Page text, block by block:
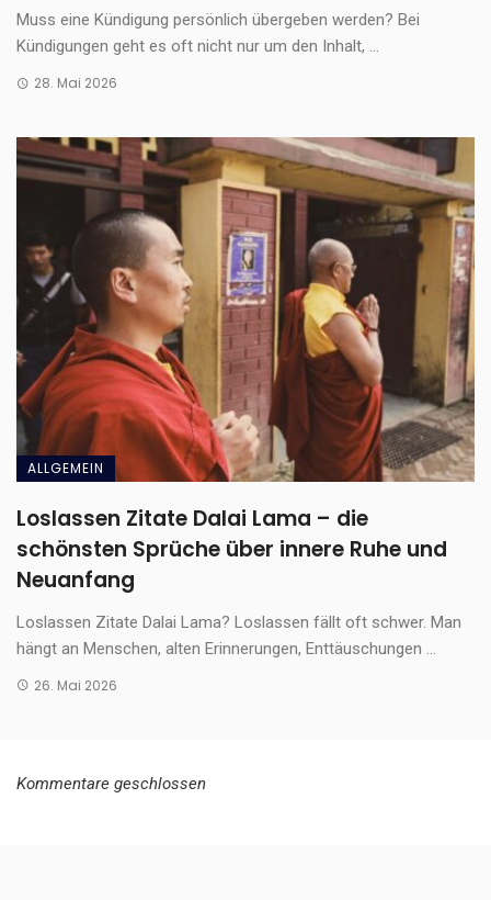
Muss eine Kündigung persönlich übergeben werden? Bei
Kündigungen geht es oft nicht nur um den Inhalt, ...
28. Mai 2026
ALLGEMEIN
Loslassen Zitate Dalai Lama – die
schönsten Sprüche über innere Ruhe und
Neuanfang
Loslassen Zitate Dalai Lama? Loslassen fällt oft schwer. Man
hängt an Menschen, alten Erinnerungen, Enttäuschungen ...
26. Mai 2026
Kommentare geschlossen